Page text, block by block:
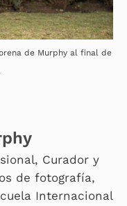
de Murphy al final de
Curador y
de fotografía,
Internacional